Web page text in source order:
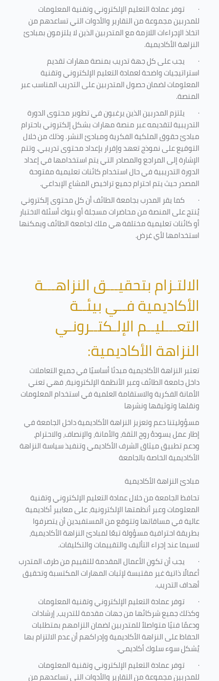
· توفر عمادة التعليم الإلكتروني وتقنية المعلومات
للمدربين مجموعة من التقارير والأدوات التي تساعدهم من
اتخاذ الإجراءات اللازمة مع المتدربين الذين لا يلتزمون بمبادئ
النزاهة الأكاديمية.
· يجب على كل جهة تدريب بمنصة مهارات تقديم
استراتيجيات واضحة لعمادة التعليم الإلكتروني وتقنية
المعلومات لضمان حصول المتدربين على التدريب المناسب عبر
المنصة.
· يلتزم المدربين الذين يرغبون في تطوير محتوى الدورة
التدريبية لتقديمه عبر منصة مهارات بشكل إلكتروني باحترام
مبادئ حقوق الملكية الفكرية ومبادئ النشر. وذلك من خلال
التوقيع على نموذج تعهد وإقرار بإعداد محتوى تدريبي. وتتم
الإشارة إلى المراجع والمصادر التي يتم استخدامها في إعداد
الدورة التدريبية في حال استخدام كائنات تعليمية مفتوحة
المصدر حيث يتم احترام جميع تراخيص المشاع الإبداعي.
· كما يقر المدرب بجامعة الطائف أن كل محتوى إلكتروني
يُنتج على المنصة من محاضرات مسجلة أو بنوك أسئلة الاختبار
أو كائنات تعليمية مختلفة هي ملك لجامعة الطائف ويمكنها
استخدامها لأي غرض.
الالتـزام بتحقيـــق النزاهـــة
الأكاديمية فــي بيئــة
التعـــليــم الإلـكتــرونـي
النزاهة الأكاديمية:
تعتبر النزاهة الأكاديمية مبدئا أساسيًا في جميع التعاملات
داخل جامعة الطائف وعبر الأنظمة الإلكترونية، فهي تعني
الأمانة الفكرية والاستقامة العلمية في استخدام المعلومات
ونقلها وتوثيقها ونشرها
مسؤوليتنا دعم وتعزيز النزاهة الأكاديمية داخل الجامعة في
إطار عمل يسودهُ روح الثقة، والأمانة، والإنصاف، والاحترام،
ودعم تطبيق ميثاق الشرف الأكاديمي وتنفيذ سياسة النزاهة
الأكاديمية الخاصة بالجامعة
مبادئ النزاهة الأكاديمية
تحافظ الجامعة من خلال عمادة التعليم الإلكتروني وتقنية
المعلومات وعبر أنظمتها الإلكترونية، على معايير أكاديمية
عالية في مساقاتها وتتوقع من المستفيدين أن يتصرفوا
بطريقة احترافية مسؤولة تبعًا لمبادئ النزاهة الأكاديمية،
لاسيما عند إجراء التأليف والتقييمات والتكليفات.
· يجب أن تكون الأعمال المقدمة للتقييم من طرف المتدرب
أعمالًا ذاتية غير مقتبسة لإثبات المهارات المكتسبة وتحقيق
أهداف التدريب.
· توفر عمادة التعليم الإلكتروني وتقنية المعلومات
وكذلك جميع شركائها من جهات مقدمة للتدريب، إرشادات
ودعمًا فنيًا متواصلاً للمتدربين لضمان التزامهم بمتطلبات
الحفاظ على النزاهة الأكاديمية وإدراكهم أن عدم الالتزام بها
يُشكل سوء سلوك أكاديمي.
· توفر عمادة التعليم الإلكتروني وتقنية المعلومات
للمدربين مجموعة من التقارير والأدوات التي تساعدهم من